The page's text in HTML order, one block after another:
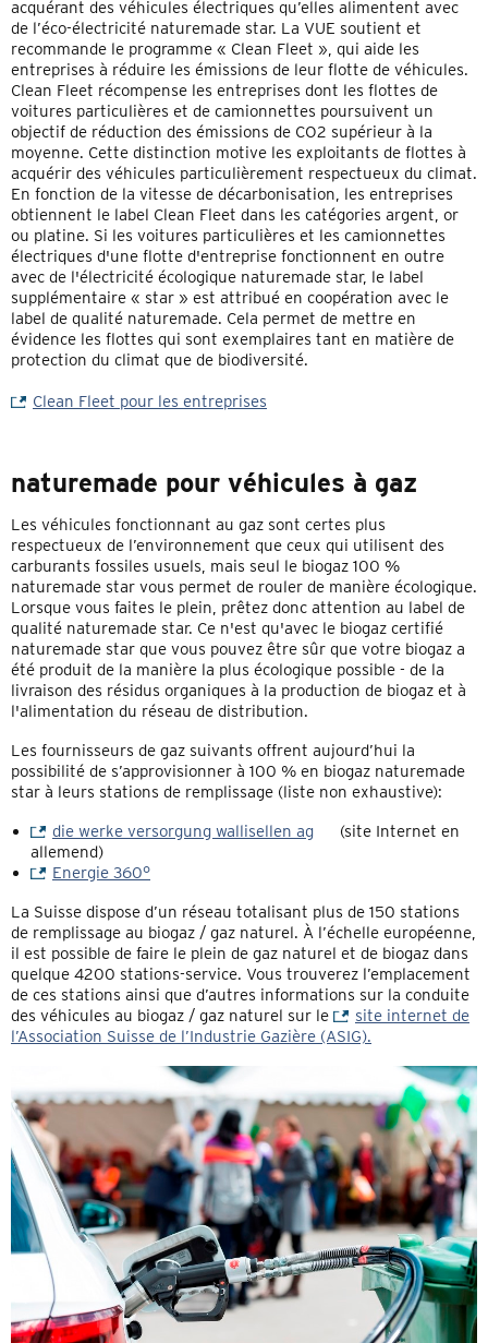
acquérant des véhicules électriques qu’elles alimentent avec
de l’éco-électricité naturemade star. La VUE soutient et
recommande le programme « Clean Fleet », qui aide les
entreprises à réduire les émissions de leur flotte de véhicules.
Clean Fleet récompense les entreprises dont les flottes de
voitures particulières et de camionnettes poursuivent un
objectif de réduction des émissions de CO2 supérieur à la
moyenne. Cette distinction motive les exploitants de flottes à
acquérir des véhicules particulièrement respectueux du climat.
En fonction de la vitesse de décarbonisation, les entreprises
obtiennent le label Clean Fleet dans les catégories argent, or
ou platine. Si les voitures particulières et les camionnettes
électriques d'une flotte d'entreprise fonctionnent en outre
avec de l'électricité écologique naturemade star, le label
supplémentaire « star » est attribué en coopération avec le
label de qualité naturemade. Cela permet de mettre en
évidence les flottes qui sont exemplaires tant en matière de
protection du climat que de biodiversité.
Clean Fleet pour les entreprises
naturemade pour véhicules à gaz
Les véhicules fonctionnant au gaz sont certes plus
respectueux de l’environnement que ceux qui utilisent des
carburants fossiles usuels, mais seul le biogaz 100 %
naturemade star vous permet de rouler de manière écologique.
Lorsque vous faites le plein, prêtez donc attention au label de
qualité naturemade star. Ce n'est qu'avec le biogaz certifié
naturemade star que vous pouvez être sûr que votre biogaz a
été produit de la manière la plus écologique possible - de la
livraison des résidus organiques à la production de biogaz et à
l'alimentation du réseau de distribution.
Les fournisseurs de gaz suivants offrent aujourd’hui la
possibilité de s’approvisionner à 100 % en biogaz naturemade
star à leurs stations de remplissage (liste non exhaustive):
die werke versorgung wallisellen ag
(site Internet en
allemend)
Energie 360°
La Suisse dispose d’un réseau totalisant plus de 150 stations
de remplissage au biogaz / gaz naturel. À l’échelle européenne,
il est possible de faire le plein de gaz naturel et de biogaz dans
quelque 4200 stations-service. Vous trouverez l’emplacement
de ces stations ainsi que d’autres informations sur la conduite
des véhicules au biogaz / gaz naturel sur le
site internet de
l’Association Suisse de l’Industrie Gazière (ASIG).